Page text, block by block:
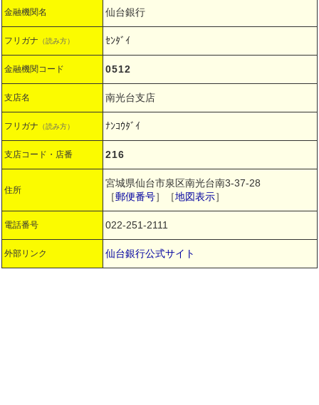
金融機関名 仙台銀行
フリガナ （読み方） ｾﾝﾀﾞｲ
金融機関コード 0512
支店名 南光台支店
フリガナ （読み方） ﾅﾝｺｳﾀﾞｲ
支店コード・店番 216
住所
宮城県仙台市泉区南光台南3-37-28
［郵便番号］［地図表示］
電話番号 022-251-2111
外部リンク 仙台銀行公式サイト